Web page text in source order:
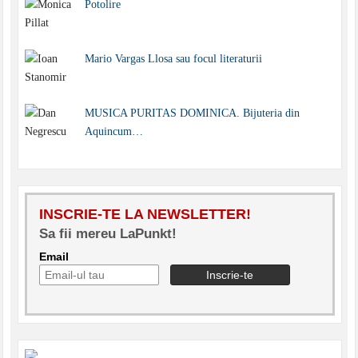
Potolire
Mario Vargas Llosa sau focul literaturii
MUSICA PURITAS DOMINICA. Bijuteria din
Aquincum…
INSCRIE-TE LA NEWSLETTER!
Sa fii mereu LaPunkt!
Email